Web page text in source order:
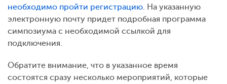
необходимо пройти регистрацию. На указанную
электронную почту придет подробная программа
симпозиума с необходимой ссылкой для
подключения.
Обратите внимание, что в указанное время
состоятся сразу несколько мероприятий, которые